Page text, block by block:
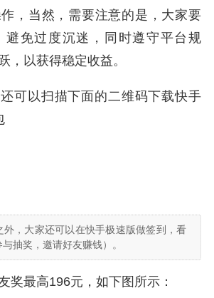
，当然，需要注意的是，大家要
避免过度沉迷，同时遵守平台规
，以获得稳定收益。
可以扫描下面的二维码下载快手
外，大家还可以在快手极速版做签到，看
抽奖，邀请好友赚钱）。
奖最高196元，如下图所示：